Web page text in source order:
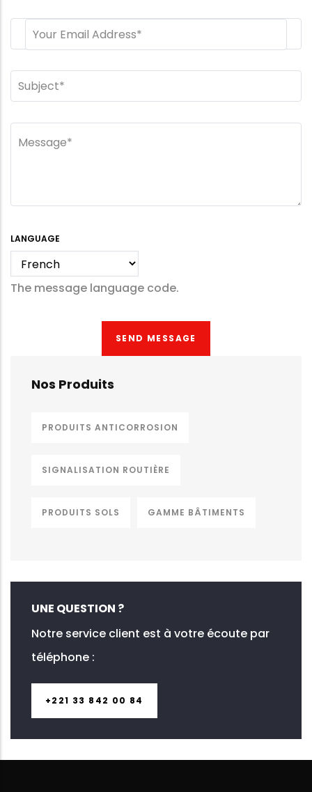
LANGUAGE
The message language code.
Nos Produits
PRODUITS ANTICORROSION
SIGNALISATION ROUTIÈRE
PRODUITS SOLS GAMME BÂTIMENTS
UNE QUESTION ?
Notre service client est à votre écoute par
téléphone :
+221 33 842 00 84